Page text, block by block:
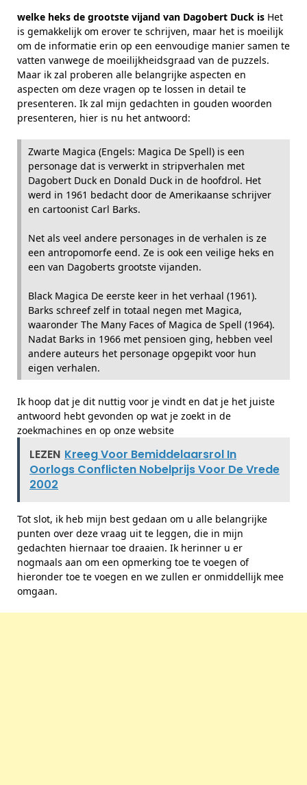
welke heks de grootste vijand van Dagobert Duck is Het
is gemakkelijk om erover te schrijven, maar het is moeilijk
om de informatie erin op een eenvoudige manier samen te
vatten vanwege de moeilijkheidsgraad van de puzzels.
Maar ik zal proberen alle belangrijke aspecten en
aspecten om deze vragen op te lossen in detail te
presenteren. Ik zal mijn gedachten in gouden woorden
presenteren, hier is nu het antwoord:
Zwarte Magica (Engels: Magica De Spell) is een
personage dat is verwerkt in stripverhalen met
Dagobert Duck en Donald Duck in de hoofdrol. Het
werd in 1961 bedacht door de Amerikaanse schrijver
en cartoonist Carl Barks.
Net als veel andere personages in de verhalen is ze
een antropomorfe eend. Ze is ook een veilige heks en
een van Dagoberts grootste vijanden.
Black Magica De eerste keer in het verhaal (1961).
Barks schreef zelf in totaal negen met Magica,
waaronder The Many Faces of Magica de Spell (1964).
Nadat Barks in 1966 met pensioen ging, hebben veel
andere auteurs het personage opgepikt voor hun
eigen verhalen.
Ik hoop dat je dit nuttig voor je vindt en dat je het juiste
antwoord hebt gevonden op wat je zoekt in de
zoekmachines en op onze website
LEZEN Kreeg Voor Bemiddelaarsrol In
Oorlogs Conflicten Nobelprijs Voor De Vrede
2002
Tot slot, ik heb mijn best gedaan om u alle belangrijke
punten over deze vraag uit te leggen, die in mijn
gedachten hiernaar toe draaien. Ik herinner u er
nogmaals aan om een ​​opmerking toe te voegen of
hieronder toe te voegen en we zullen er onmiddellijk mee
omgaan.